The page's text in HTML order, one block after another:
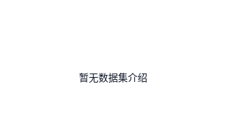
暂无数据集介绍